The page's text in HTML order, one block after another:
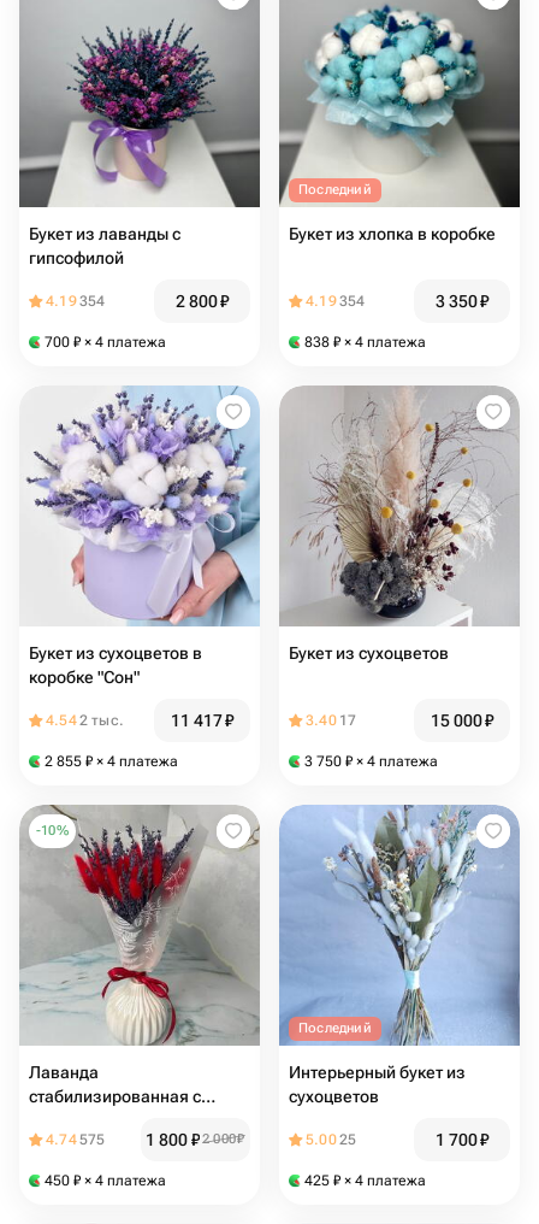
Букет из лаванды с
гипсофилой
4.19354 2 800₽
700 ₽ × 4 платежа
Последний
Букет из хлопка в коробке
4.19354 3 350₽
838 ₽ × 4 платежа
Букет из сухоцветов в
коробке "Сон"
4.542 тыс. 11 417₽
2 855 ₽ × 4 платежа
Букет из сухоцветов
3.40 17 15 000₽
3 750 ₽ × 4 платежа
-10%
Лаванда
стабилизированная с
4.74575 1 800₽2 000₽
450 ₽ × 4 платежа
Последний
Интерьерный букет из
сухоцветов
5.0025 1 700₽
425 ₽ × 4 платежа